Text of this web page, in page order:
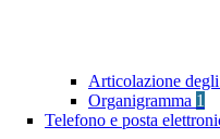
Articolazione
Organigramma 1
Telefono e posta